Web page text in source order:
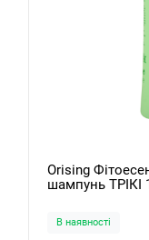
Orising
шампунь ТРІКІ
В наявності